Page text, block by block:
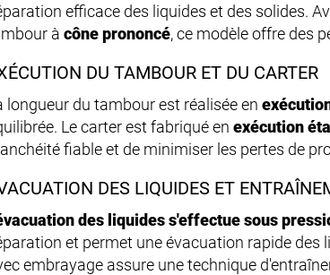
efficace des liquides et des solides.
à cône prononcé, ce modèle offre des
DU TAMBOUR ET DU CARTER
longueur du tambour est réalisée en
Le carter est fabriqué en exécution
fiable et de minimiser les pertes de
DES LIQUIDES ET
des liquides s'effectue sous
et permet une évacuation rapide des
embrayage assure une technique